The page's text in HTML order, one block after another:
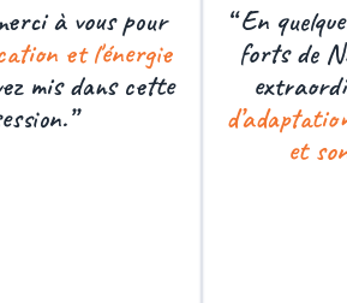
à vous pour
et l'énergie
mis dans cette
“ En
forts de
et